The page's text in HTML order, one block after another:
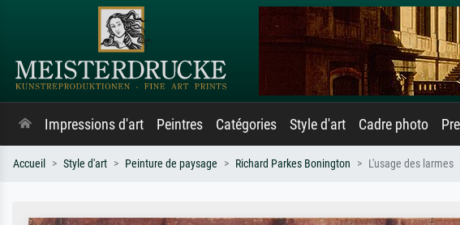
Impressions d'art Peintres Catégories Style d'art Cadre photo
Accueil Style d'art Peinture de paysage Richard Parkes Bonington L'usage des larmes